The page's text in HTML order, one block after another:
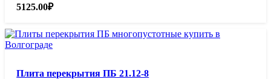
5125.00₽
Плита перекрытия ПБ 21.12-8